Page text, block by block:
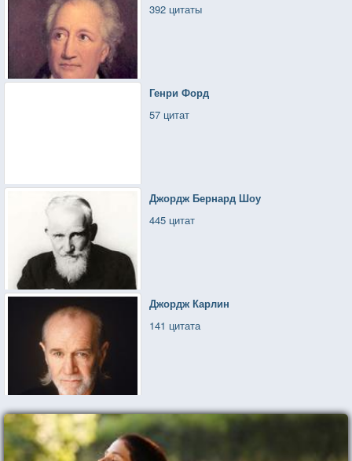
392 цитаты
Генри Форд
57 цитат
Джордж Бернард Шоу
445 цитат
Джордж Карлин
141 цитата